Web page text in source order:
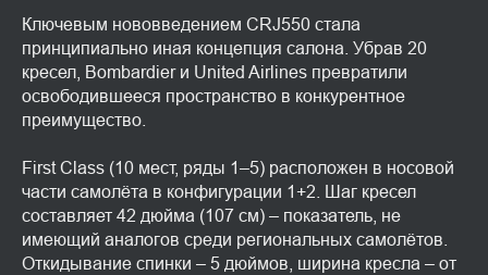
Ключевым нововведением CRJ550 стала
принципиально иная концепция салона. Убрав 20
кресел, Bombardier и United Airlines превратили
освободившееся пространство в конкурентное
преимущество.
First Class (10 мест, ряды 1–5) расположен в носовой
части самолёта в конфигурации 1+2. Шаг кресел
составляет 42 дюйма (107 см) – показатель, не
имеющий аналогов среди региональных самолётов.
Откидывание спинки – 5 дюймов, ширина кресла – от